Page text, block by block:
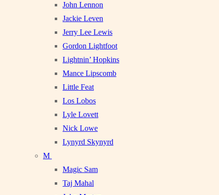
John Lennon
Jackie Leven
Jerry Lee Lewis
Gordon Lightfoot
Lightnin’ Hopkins
Mance Lipscomb
Little Feat
Los Lobos
Lyle Lovett
Nick Lowe
Lynyrd Skynyrd
M
Magic Sam
Taj Mahal